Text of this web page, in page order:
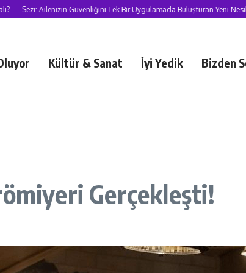
Ailenizin Güvenliğini Tek Bir Uygulamada Buluşturan Yeni Nesil Süper
Kültür & Sanat İyi Yedik Bizden
Gerçekleşti!